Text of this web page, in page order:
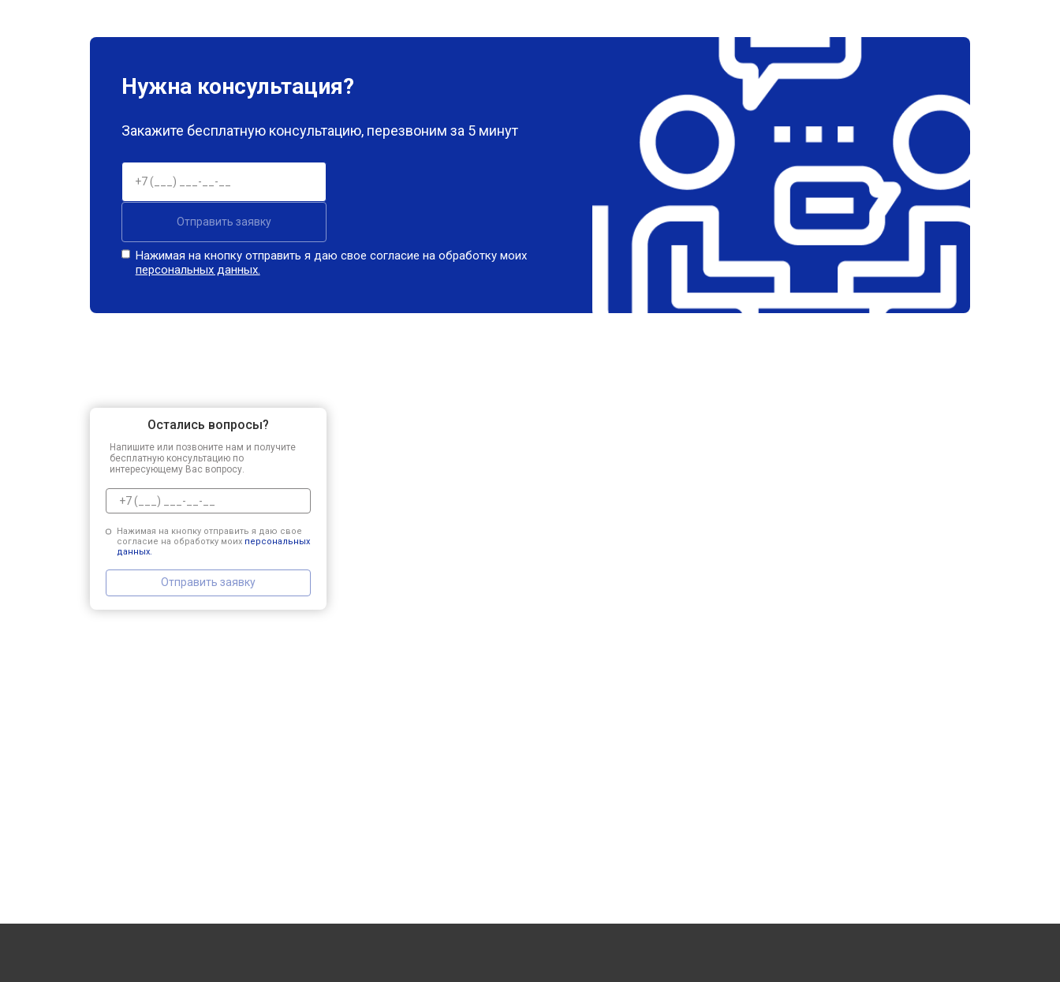
Нужна консультация?
Закажите бесплатную консультацию, перезвоним за 5 минут
Отправить заявку
Нажимая на кнопку отправить я даю свое согласие на обработку моих
персональных данных.
Остались вопросы?
Напишите или позвоните нам и получите
бесплатную консультацию по
интересующему Вас вопросу.
Нажимая на кнопку отправить я даю свое
согласие на обработку моих персональных
данных.
Отправить заявку